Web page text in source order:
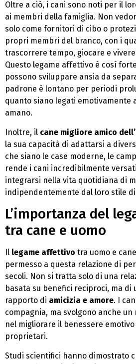
Oltre a ciò, i cani sono noti per il
ai membri della famiglia. Non
solo come fornitori di cibo o
propri membri del branco, con i
trascorrere tempo, giocare e
Questo legame affettivo è così
possono sviluppare ansia da
padrone è lontano per periodi
quanto siano legati emotivamente
amano.
Inoltre, il cane migliore amico
la sua capacità di adattarsi a
che siano le case moderne, le
rende i cani incredibilmente
integrarsi nella vita quotidiana di
indipendentemente dal loro stile
L’importanza del
tra cane e uomo
Il legame affettivo tra uomo e
permesso a questa relazione di
secoli. Non si tratta solo di una
basata su benefici reciproci, ma di
rapporto di amicizia e amore. I
compagnia, ma svolgono anche
nel migliorare il benessere
proprietari.
Studi scientifici hanno dimostrato